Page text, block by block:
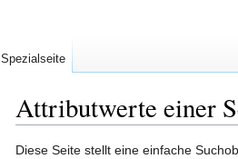
Attributwerte einer
Zur
Zur
Diese Seite stellt eine einfache
Spezialseite